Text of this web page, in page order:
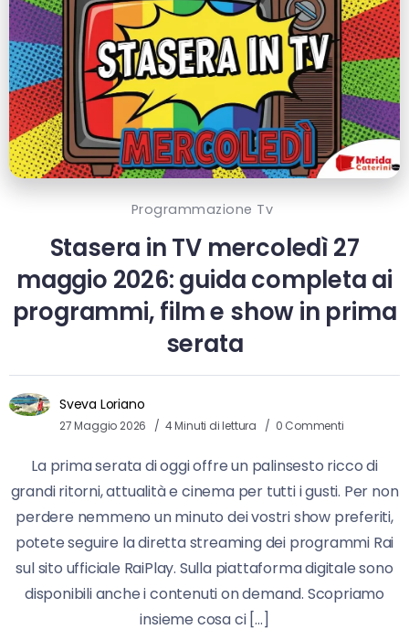
Programmazione Tv
Stasera in TV mercoledì 27
maggio 2026: guida completa ai
programmi, film e show in prima
serata
Sveva Loriano
27 Maggio 2026 4 Minuti di lettura 0 Commenti
La prima serata di oggi offre un palinsesto ricco di
grandi ritorni, attualità e cinema per tutti i gusti. Per non
perdere nemmeno un minuto dei vostri show preferiti,
potete seguire la diretta streaming dei programmi Rai
sul sito ufficiale RaiPlay. Sulla piattaforma digitale sono
disponibili anche i contenuti on demand. Scopriamo
insieme cosa ci […]